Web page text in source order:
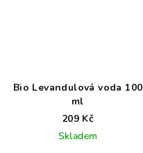
Bio Levandulová voda 100
ml
209 Kč
Skladem